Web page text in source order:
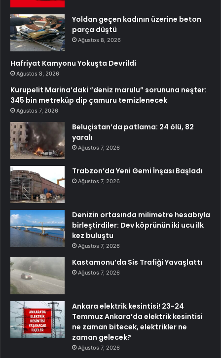
Yoldan geçen kadının üzerine beton
parça düştü
Ağustos 8, 2026
Hafriyat Kamyonu Yokuşta Devrildi
Ağustos 8, 2026
Kurupelit Marina’daki “deniz marulu” sorununa neşter:
345 bin metreküp dip çamuru temizlenecek
Ağustos 7, 2026
Beluçistan’da patlama: 24 ölü, 82
yaralı
Ağustos 7, 2026
Trabzon’da Yeni Gemi İnşası Başladı
Ağustos 7, 2026
Denizin ortasında milimetre hesabıyla
birleştirdiler: Dev köprünün iki ucu ilk
kez buluştu
Ağustos 7, 2026
Kastamonu’da Sis Trafiği Yavaşlattı
Ağustos 7, 2026
Ankara elektrik kesintisi! 23-24
Temmuz Ankara’da elektrik kesintisi
ne zaman bitecek, elektrikler ne
zaman gelecek?
Ağustos 7, 2026